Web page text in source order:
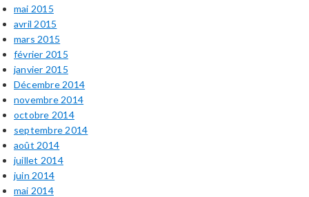
mai 2015
avril 2015
mars 2015
février 2015
janvier 2015
Décembre 2014
novembre 2014
octobre 2014
septembre 2014
août 2014
juillet 2014
juin 2014
mai 2014